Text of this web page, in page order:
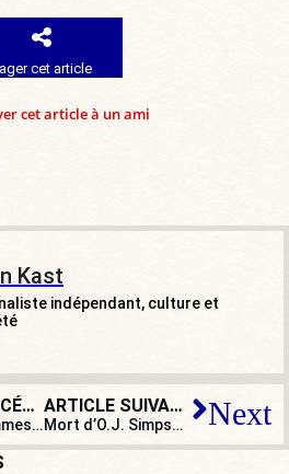
cet article
cet article à un ami
Kast
indépendant, culture et
ARTICLE PRÉCÉDENT
[Sondage] Sommes-nous à l’aube d’une vague d’attentats intensive au couteau ?
ARTICLE SUIVANT
Mort d’O.J. Simpson : retour inattendu sur son procès pour meurtre de 1994 Next